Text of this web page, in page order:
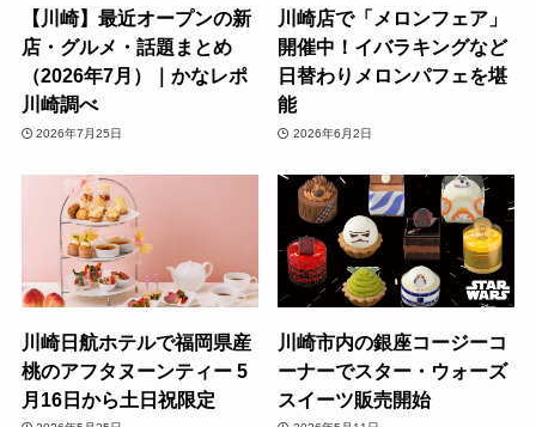
【川崎】最近オープンの新
店・グルメ・話題まとめ
（2026年7月）｜かなレポ
川崎調べ
2026年7月25日
川崎店で「メロンフェア」
開催中！イバラキングなど
日替わりメロンパフェを堪
能
2026年6月2日
川崎日航ホテルで福岡県産
桃のアフタヌーンティー 5
月16日から土日祝限定
川崎市内の銀座コージーコ
ーナーでスター・ウォーズ
スイーツ販売開始